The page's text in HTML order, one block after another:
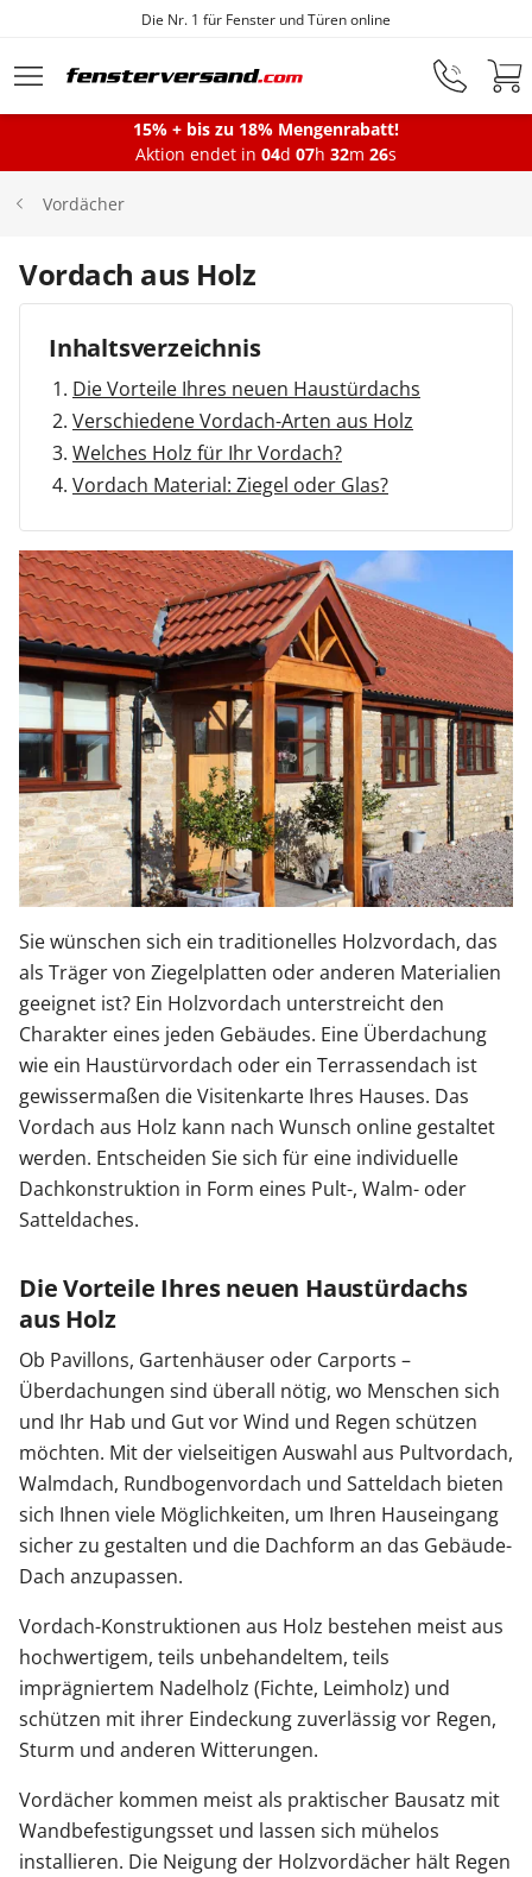
Zum Hauptinhalt springen
Fensterfabrik seit 1872
Montageservice
Terrassentüren
Haustüren
Sonnenschutz
Zäune & Tore
Garagentore
Carports
Anmelden / Registrieren
Kontakt / Hilfe
15% + bis zu 18% Mengenrabatt!
Aktion endet in 04d 07h 32m 25s
Vordächer
Vordach aus Holz
Inhaltsverzeichnis
Die Vorteile Ihres neuen Haustürdachs
Verschiedene Vordach-Arten aus Holz
Welches Holz für Ihr Vordach?
Vordach Material: Ziegel oder Glas?
Sie wünschen sich ein traditionelles Holzvordach, das
als Träger von Ziegelplatten oder anderen Materialien
geeignet ist? Ein Holzvordach unterstreicht den
Charakter eines jeden Gebäudes. Eine Überdachung
wie ein Haustürvordach oder ein Terrassendach ist
gewissermaßen die Visitenkarte Ihres Hauses. Das
Vordach aus Holz kann nach Wunsch online gestaltet
werden. Entscheiden Sie sich für eine individuelle
Dachkonstruktion in Form eines Pult-, Walm- oder
Satteldaches.
Die Vorteile Ihres neuen Haustürdachs
aus Holz
Ob Pavillons, Gartenhäuser oder Carports –
Überdachungen sind überall nötig, wo Menschen sich
und Ihr Hab und Gut vor Wind und Regen schützen
möchten. Mit der vielseitigen Auswahl aus Pultvordach,
Walmdach, Rundbogenvordach und Satteldach bieten
sich Ihnen viele Möglichkeiten, um Ihren Hauseingang
sicher zu gestalten und die Dachform an das Gebäude-
Dach anzupassen.
Vordach-Konstruktionen aus Holz bestehen meist aus
hochwertigem, teils unbehandeltem, teils
imprägniertem Nadelholz (Fichte, Leimholz) und
schützen mit ihrer Eindeckung zuverlässig vor Regen,
Sturm und anderen Witterungen.
Vordächer kommen meist als praktischer Bausatz mit
Wandbefestigungsset und lassen sich mühelos
installieren. Die Neigung der Holzvordächer hält Regen